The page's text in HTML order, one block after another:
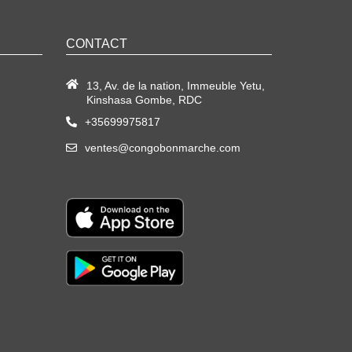
CONTACT
13, Av. de la nation, Immeuble Yetu,
Kinshasa Gombe, RDC
+35699975817
ventes@congobonmarche.com